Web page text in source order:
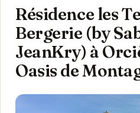
Résidence les
Bergerie (by
JeanKry) à
Oasis de